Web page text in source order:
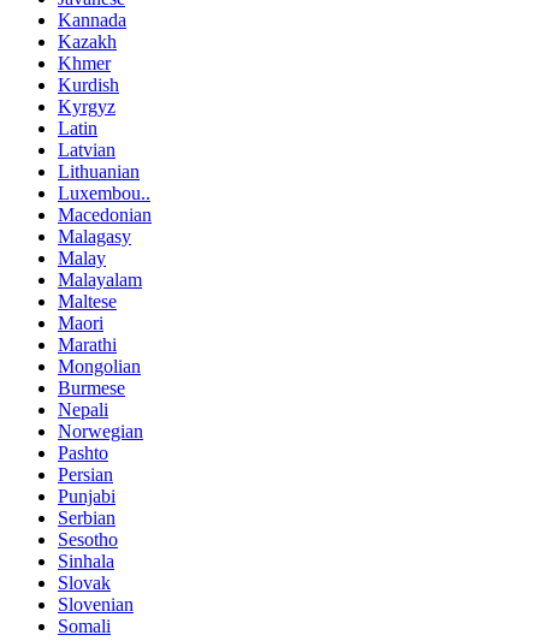
Kannada
Kazakh
Khmer
Kurdish
Kyrgyz
Latin
Latvian
Lithuanian
Luxembou..
Macedonian
Malagasy
Malay
Malayalam
Maltese
Maori
Marathi
Mongolian
Burmese
Nepali
Norwegian
Pashto
Persian
Punjabi
Serbian
Sesotho
Sinhala
Slovak
Slovenian
Somali